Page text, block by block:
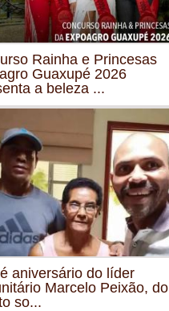
Rainha e Princesas
Guaxupé 2026
a beleza ...
aniversário do líder
Marcelo Peixão, do
so...